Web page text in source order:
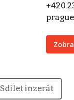
+420
Sdílet inzerát